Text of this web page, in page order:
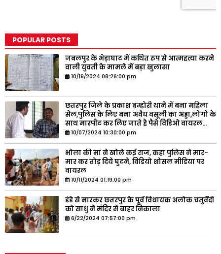
POPULAR POSTS
जबलपुर के भेड़ाघाट में कथित रूप से आत्महत्या करने
वाली युवती के मामले में बड़ा खुलासा
10/19/2024 08:26:00 pm
छतरपुर जिले के प्रकाश बम्होरी थाने में बना महिला
सेल,पुलिस के लिए बना अवैध वसूली का अड्डा,लोगो के
साथ मारपीट कर लिए जाते है पैसे विडिओ वायरल...
10/07/2024 10:30:00 pm
भोला की मां ने खोले कई राज, कहा पुलिस ने मार-
मार कर तोड़ दिये घुटने, विडियो शोसल मीडिया पर
वायरल
10/11/2024 01:19:00 pm
डंडे से मारकर छतरपुर के पूर्व विधायक अलोक चतुर्वेदी
को साधु ने मंदिर से बाहर निकाला
6/22/2024 07:57:00 pm